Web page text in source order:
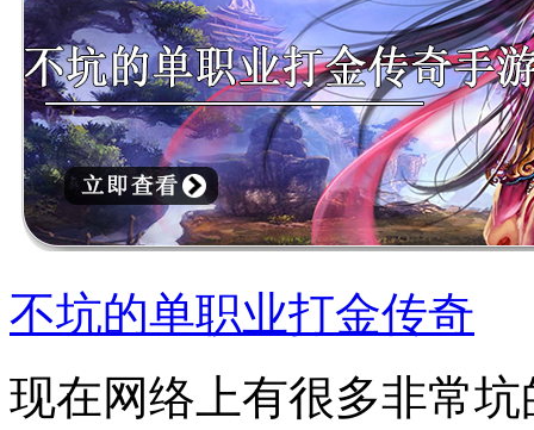
不坑的单职业打金传奇
现在网络上有很多非常